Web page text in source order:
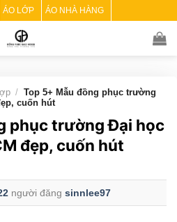
ÁO LỚP ÁO NHÀ HÀNG
/ Top 5+ Mẫu đồng phục trường
cuốn hút
phục trường Đại học
đẹp, cuốn hút
người đăng sinnlee97